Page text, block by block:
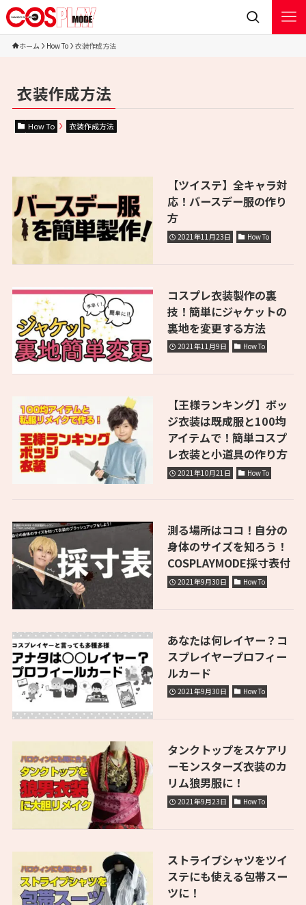
ホーム How To 衣装作成方法
衣装作成方法
How To 衣装作成方法
【ツイステ】全キャラ対
応！バースデー服の作り
方
2021年11月23日 How To
コスプレ衣装製作の裏
技！簡単にジャケットの
裏地を変更する方法
2021年11月9日 How To
【王様ランキング】ボッ
ジ衣装は既成服と100均
アイテムで！簡単コスプ
レ衣装と小道具の作り方
2021年10月21日 How To
測る場所はココ！自分の
身体のサイズを知ろう！
COSPLAYMODE採寸表付
2021年9月30日 How To
あなたは何レイヤー？コ
スプレイヤープロフィー
ルカード
2021年9月30日 How To
タンクトップをスケアリ
ーモンスターズ衣装のカ
リム狼男服に！
2021年9月23日 How To
ストライブシャツをツイ
ステにも使える包帯スー
ツに！